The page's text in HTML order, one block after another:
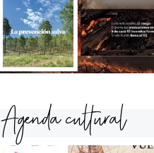
Agenda cultural